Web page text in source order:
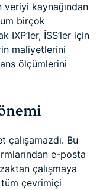
veriyi kaynağından
birçok
IXP’ler, İSS’ler için
maliyetlerini
ölçümlerini
çalışamazdı. Bu
e-posta
çalışmaya
tüm çevrimiçi